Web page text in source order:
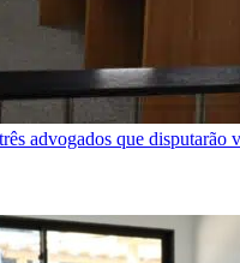
advogados que disputarão